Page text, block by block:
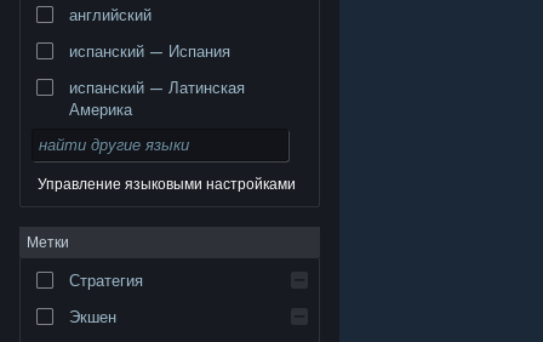
© Valve Corporation. Все права сохранены. Все
торговые марки являются собственностью
Правовая информация
Соглашение подписчика Steam
Файлы cookie
английский
испанский — Испания
испанский — Латинская
Америка
Управление языковыми настройками
Метки
Стратегия
Экшен